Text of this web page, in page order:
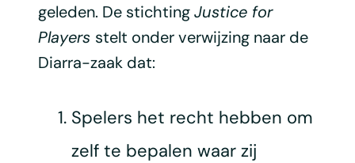
geleden. De stichtingJustice for
Players stelt onder verwijzing naar de
Diarra-zaak dat:
Spelers het recht hebben om
zelf te bepalen waar zij